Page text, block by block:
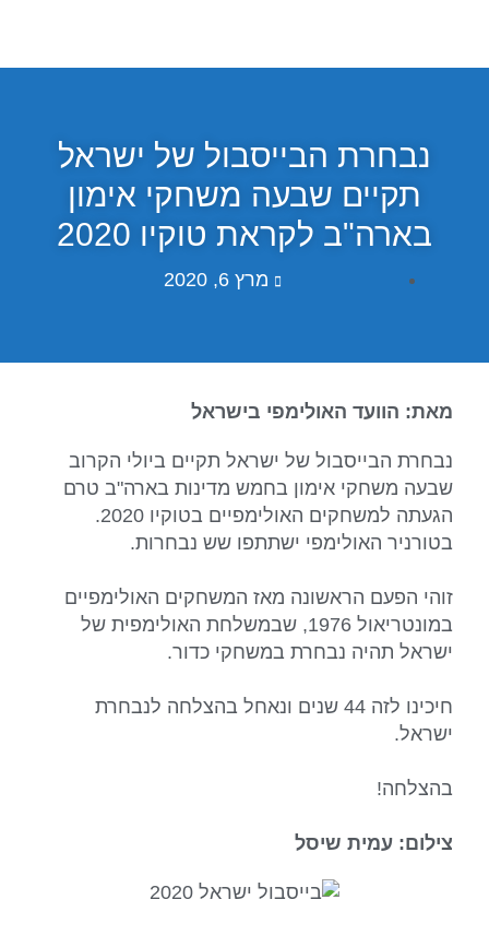
נבחרת הבייסבול של ישראל
תקיים שבעה משחקי אימון
בארה"ב לקראת טוקיו 2020
מרץ 6, 2020
מאת: הוועד האולימפי בישראל
נבחרת הבייסבול של ישראל תקיים ביולי הקרוב
שבעה משחקי אימון בחמש מדינות בארה"ב טרם
הגעתה למשחקים האולימפיים בטוקיו 2020.
בטורניר האולימפי ישתתפו שש נבחרות.
זוהי הפעם הראשונה מאז המשחקים האולימפיים
במונטריאול 1976, שבמשלחת האולימפית של
ישראל תהיה נבחרת במשחקי כדור.
חיכינו לזה 44 שנים ונאחל בהצלחה לנבחרת
ישראל.
בהצלחה!
צילום: עמית שיסל